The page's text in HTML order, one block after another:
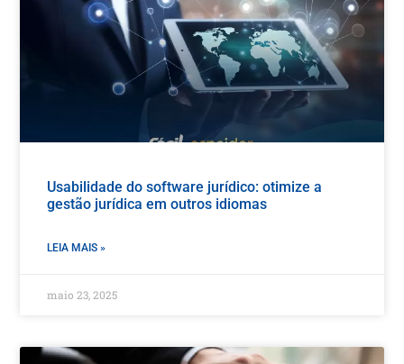
Usabilidade do software jurídico: otimize a
gestão jurídica em outros idiomas
LEIA MAIS »
maio 23, 2025